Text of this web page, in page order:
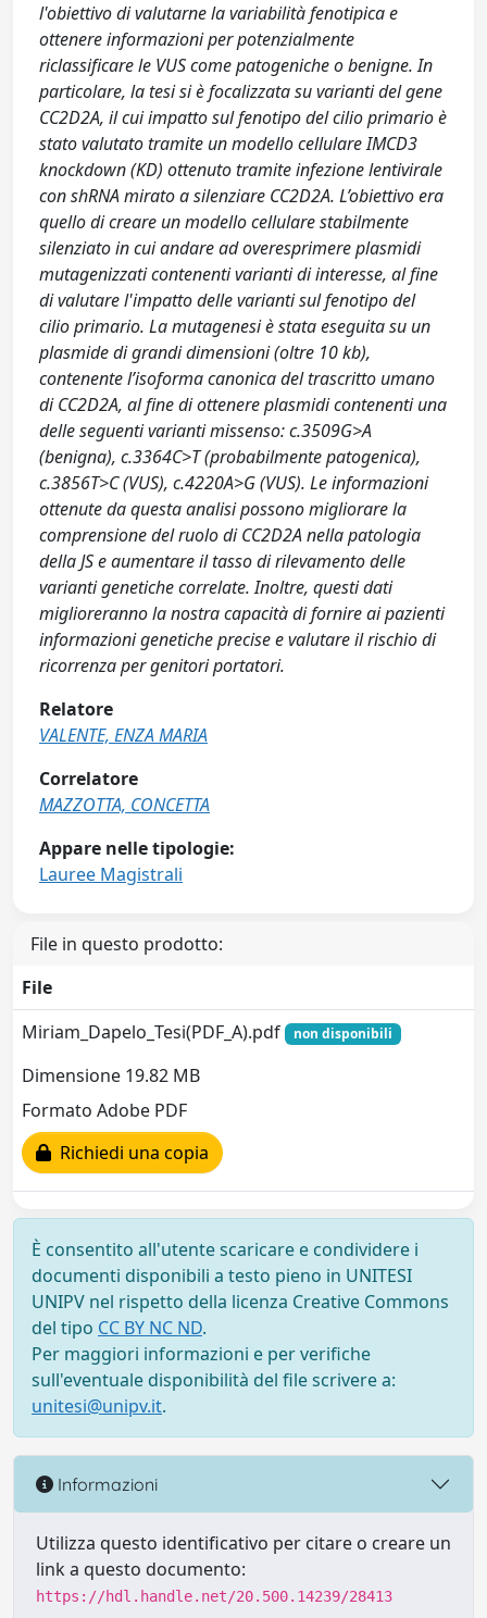
l'obiettivo di valutarne la variabilità fenotipica e
ottenere informazioni per potenzialmente
riclassificare le VUS come patogeniche o benigne. In
particolare, la tesi si è focalizzata su varianti del gene
CC2D2A, il cui impatto sul fenotipo del cilio primario è
stato valutato tramite un modello cellulare IMCD3
knockdown (KD) ottenuto tramite infezione lentivirale
con shRNA mirato a silenziare CC2D2A. L’obiettivo era
quello di creare un modello cellulare stabilmente
silenziato in cui andare ad overesprimere plasmidi
mutagenizzati contenenti varianti di interesse, al fine
di valutare l'impatto delle varianti sul fenotipo del
cilio primario. La mutagenesi è stata eseguita su un
plasmide di grandi dimensioni (oltre 10 kb),
contenente l’isoforma canonica del trascritto umano
di CC2D2A, al fine di ottenere plasmidi contenenti una
delle seguenti varianti missenso: c.3509G>A
(benigna), c.3364C>T (probabilmente patogenica),
c.3856T>C (VUS), c.4220A>G (VUS). Le informazioni
ottenute da questa analisi possono migliorare la
comprensione del ruolo di CC2D2A nella patologia
della JS e aumentare il tasso di rilevamento delle
varianti genetiche correlate. Inoltre, questi dati
miglioreranno la nostra capacità di fornire ai pazienti
informazioni genetiche precise e valutare il rischio di
ricorrenza per genitori portatori.
Relatore
VALENTE, ENZA MARIA
Correlatore
MAZZOTTA, CONCETTA
Appare nelle tipologie:
Lauree Magistrali
File in questo prodotto:
File
Miriam_Dapelo_Tesi(PDF_A).pdf
non disponibili
Dimensione 19.82 MB
Formato Adobe PDF
Richiedi una copia
È consentito all'utente scaricare e condividere i
documenti disponibili a testo pieno in UNITESI
UNIPV nel rispetto della licenza Creative Commons
del tipo CC BY NC ND.
Per maggiori informazioni e per verifiche
sull'eventuale disponibilità del file scrivere a:
unitesi@unipv.it.
Informazioni
Utilizza questo identificativo per citare o creare un
link a questo documento:
https://hdl.handle.net/20.500.14239/28413